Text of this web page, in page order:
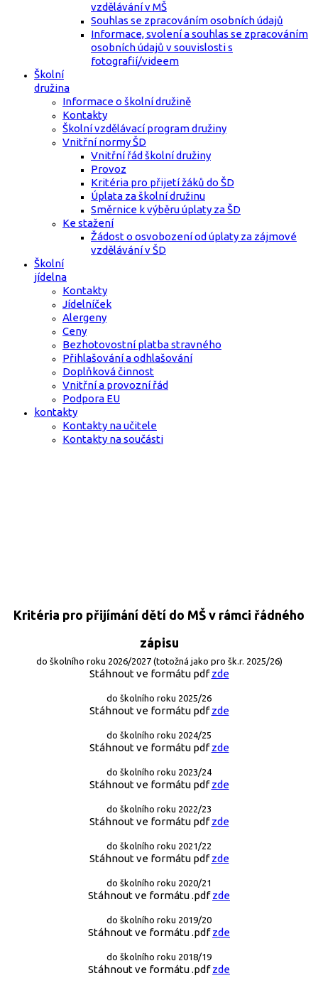
vzdělávání v MŠ
Souhlas se zpracováním osobních údajů
Informace, svolení a souhlas se zpracováním
osobních údajů v souvislosti s
fotografií/videem
Školní
družina
Informace o školní družině
Kontakty
Školní vzdělávací program družiny
Vnitřní normy ŠD
Vnitřní řád školní družiny
Provoz
Kritéria pro přijetí žáků do ŠD
Úplata za školní družinu
Směrnice k výběru úplaty za ŠD
Ke stažení
Žádost o osvobození od úplaty za zájmové
vzdělávání v ŠD
Školní
jídelna
Kontakty
Jídelníček
Alergeny
Ceny
Bezhotovostní platba stravného
Přihlašování a odhlašování
Doplňková činnost
Vnitřní a provozní řád
Podpora EU
kontakty
Kontakty na učitele
Kontakty na součásti
Kritéria pro přijímání dětí do MŠ v rámci řádného
zápisu
do školního roku 2026/2027 (totožná jako pro šk.r. 2025/26)
Stáhnout ve formátu pdfzde
do školního roku 2025/26
Stáhnout ve formátu pdfzde
do školního roku 2024/25
Stáhnout ve formátu pdfzde
do školního roku 2023/24
Stáhnout ve formátu pdfzde
do školního roku 2022/23
Stáhnout ve formátu pdfzde
do školního roku 2021/22
Stáhnout ve formátu pdfzde
do školního roku 2020/21
Stáhnout ve formátu .pdfzde
do školního roku 2019/20
Stáhnout ve formátu .pdfzde
do školního roku 2018/19
Stáhnout ve formátu .pdfzde